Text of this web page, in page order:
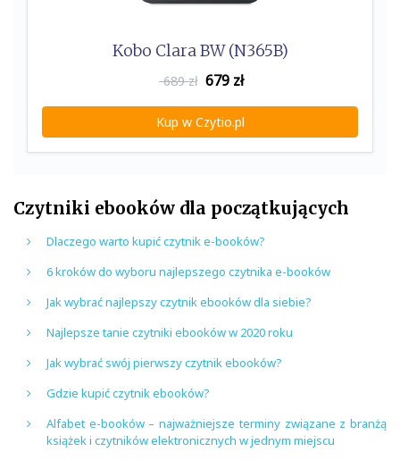
Kobo Clara BW (N365B)
689 zł 679 zł
Kup w Czytio.pl
Czytniki ebooków dla początkujących
Dlaczego warto kupić czytnik e-booków?
6 kroków do wyboru najlepszego czytnika e-booków
Jak wybrać najlepszy czytnik ebooków dla siebie?
Najlepsze tanie czytniki ebooków w 2020 roku
Jak wybrać swój pierwszy czytnik ebooków?
Gdzie kupić czytnik ebooków?
Alfabet e-booków – najważniejsze terminy związane z branżą
książek i czytników elektronicznych w jednym miejscu